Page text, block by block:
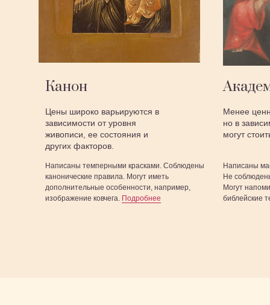
Канон
Написаны темперными красками. Соблюдены
канонические правила. Могут иметь
дополнительные особенности, например,
изображение ковчега. Подробнее
Цены широко варьируются в
зависимости от уровня
живописи, ее состояния и
других факторов.
Написаны
Не
Могут
библейские
Менее
но в
могут